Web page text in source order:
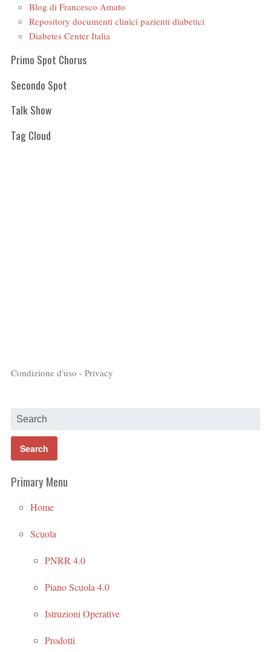
Blog di Francesco Amato
Repository documenti clinici pazienti diabetici
Diabetes Center Italia
Primo Spot Chorus
Secondo Spot
Talk Show
Tag Cloud
Condizione d'uso - Privacy
Primary Menu
Home
Scuola
PNRR 4.0
Piano Scuola 4.0
Istruzioni Operative
Prodotti